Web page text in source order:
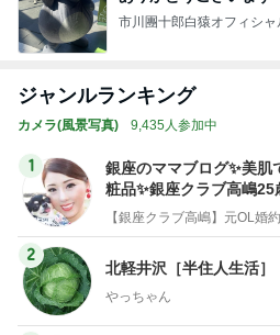
市川團十郎白猿オフィシャ
ジャンルランキング
カメラ(風景写真) 9,435人参加中
1
銀座のママブログ✨美肌
粧品✨銀座クラブ高嶋
物でエルメス バーキ
2
北軽井沢［半住人生活］
やっちゃん